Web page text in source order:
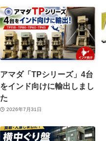
アマダ「TPシリーズ」4台
をインド向けに輸出しまし
た
2026年7月31日